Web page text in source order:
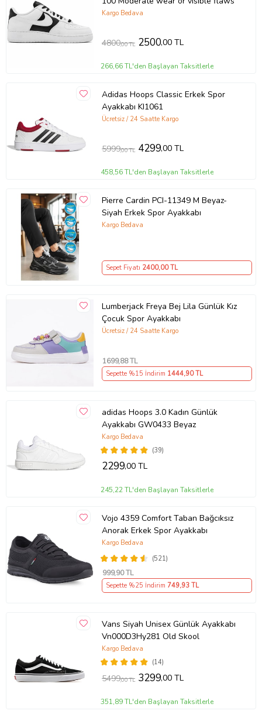
Kargo Bedava
4800,00 TL 2500,00 TL
266,66 TL'den Başlayan Taksitlerle
Adidas Hoops Classic Erkek Spor
Ayakkabı KI1061
Ücretsiz / 24 Saatte Kargo
5999,00 TL 4299,00 TL
458,56 TL'den Başlayan Taksitlerle
Pierre Cardin PCI-11349 M Beyaz-
Siyah Erkek Spor Ayakkabı
Kargo Bedava
Sepet Fiyatı 2400,00 TL
Lumberjack Freya Bej Lila Günlük Kız
Çocuk Spor Ayakkabı
Ücretsiz / 24 Saatte Kargo
1699,88 TL
Sepette %15 İndirim 1444,90 TL
adidas Hoops 3.0 Kadın Günlük
Ayakkabı GW0433 Beyaz
(39)
Kargo Bedava
2299,00 TL
245,22 TL'den Başlayan Taksitlerle
Vojo 4359 Comfort Taban Bağcıksız
Anorak Erkek Spor Ayakkabı
(521)
Kargo Bedava
999,90 TL
Sepette %25 İndirim 749,93 TL
Vans Siyah Unisex Günlük Ayakkabı
Vn000D3Hy281 Old Skool
(14)
Kargo Bedava
5499,00 TL 3299,00 TL
351,89 TL'den Başlayan Taksitlerle